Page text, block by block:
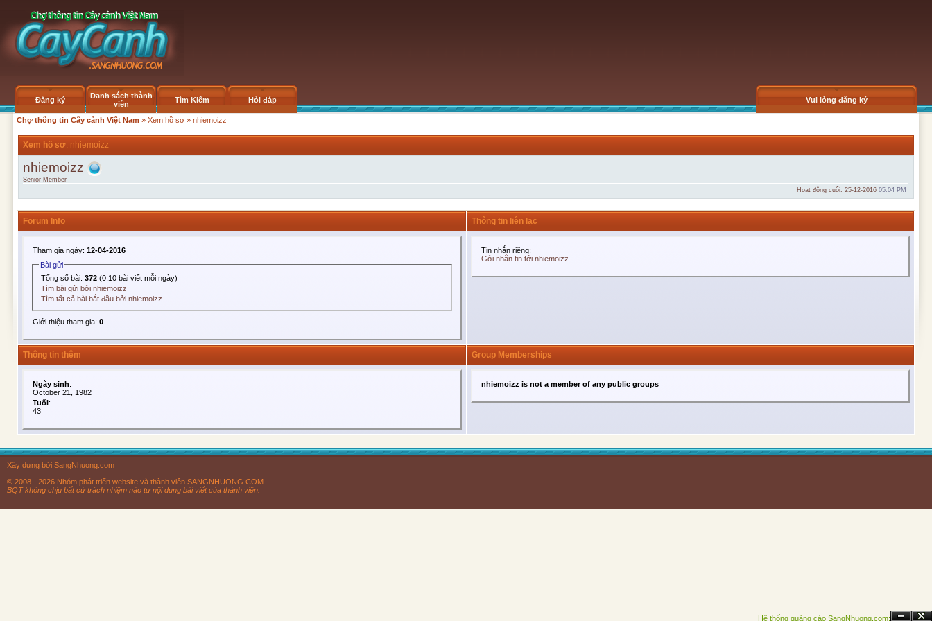
Đăng ký
Danh sách thành
viên
Tìm Kiếm Hỏi đáp Vui lòng đăng ký
Chợ thông tin Cây cảnh Việt Nam » Xem hồ sơ » nhiemoizz
Xem hồ sơ: nhiemoizz
nhiemoizz
Senior Member
Hoạt động cuối: 25-12-2016 05:04 PM
Forum Info Thông tin liên lạc
Tham gia ngày: 12-04-2016
Bài gửi
Tổng số bài:372 (0,10 bài viết mỗi ngày)
Tìm bài gửi bởi nhiemoizz
Tìm tất cả bài bắt đầu bởi nhiemoizz
Giới thiệu tham gia: 0
Tin nhắn riêng:
Gởi nhắn tin tới nhiemoizz
Thông tin thêm Group Memberships
Ngày sinh:
October 21, 1982
Tuổi:
43
nhiemoizz is not a member of any public groups
Hệ thống quảng cáo SangNhuong.com;
Xây dựng bởi SangNhuong.com
© 2008 - 2026 Nhóm phát triển website và thành viên SANGNHUONG.COM.
BQT không chịu bất cứ trách nhiệm nào từ nội dung bài viết của thành viên.